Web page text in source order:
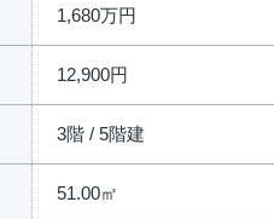
1,680万円
12,900円
3階 / 5階建
51.00㎡